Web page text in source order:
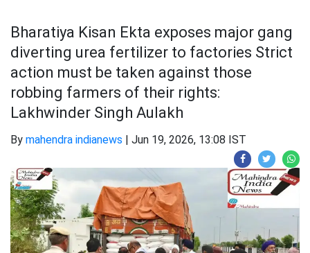
Bharatiya Kisan Ekta exposes major gang
diverting urea fertilizer to factories Strict
action must be taken against those
robbing farmers of their rights:
Lakhwinder Singh Aulakh
By mahendra indianews | Jun 19, 2026, 13:08 IST